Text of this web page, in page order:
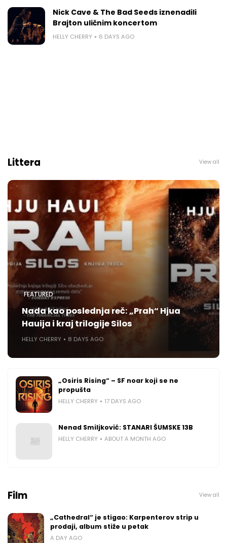
Nick Cave & The Bad Seeds iznenadili
Brajton uličnim koncertom
HELLY CHERRY 6 DAYS AGO
Littera View all
FEATURED
Nada kao poslednja reč: „Prah“ Hjua
Hauija i kraj trilogije Silos
HELLY CHERRY 8 DAYS AGO
„Osiris Rising“ – SF noar koji se ne
propušta
HELLY CHERRY 17 DAYS AGO
Nenad Smiljković: STANARI ŠUMSKE 13B
HELLY CHERRY ABOUT A MONTH AGO
Film View all
„Cathedral“ je stigao: Karpenterov strip u
prodaji, album stiže u petak
A DAY AGO